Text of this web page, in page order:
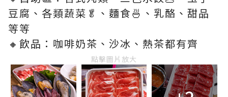
豆腐、各類蔬菜🥬、麵食🍜、乳酪、甜品
等等
🔸飲品：咖啡奶茶、沙冰、熱茶都有齊
點擊圖片放大